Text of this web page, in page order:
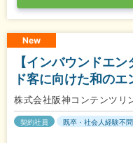
New
【インバウンドエ
ド客に向けた和のエ
株式会社阪神コンテンツリ
契約社員 既卒・社会人経験不問